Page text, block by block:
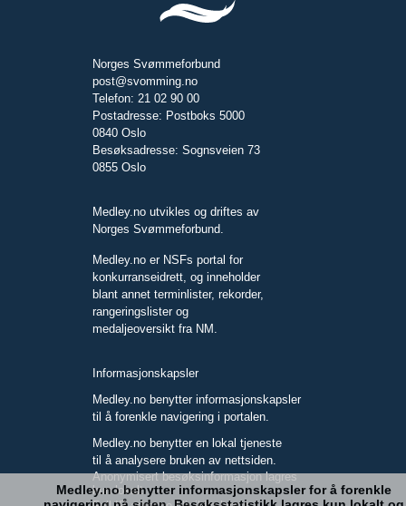
Norges Svømmeforbund
post@svomming.no
Telefon: 21 02 90 00
Postadresse: Postboks 5000
0840 Oslo
Besøksadresse: Sognsveien 73
0855 Oslo
Medley.no utvikles og driftes av
Norges Svømmeforbund.
Medley.no er NSFs portal for
konkurranseidrett, og inneholder
blant annet terminlister, rekorder,
rangeringslister og
medaljeoversikt fra NM.
Informasjonskapsler
Medley.no benytter informasjonskapsler
til å forenkle navigering i portalen.
Medley.no benytter en lokal tjeneste
til å analysere bruken av nettsiden.
Anonymisert besøksinformasjon lagres
kun lokalt.
Medley.no benytter informasjonskapsler for å forenkle